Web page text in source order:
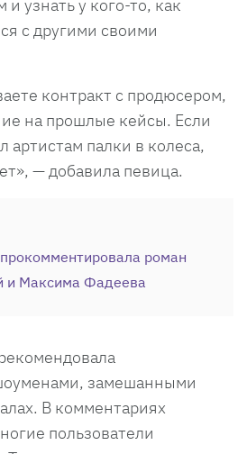
узнать у кого-то, как
с другими своими
контракт с продюсером,
на прошлые кейсы. Если
артистам палки в колеса,
— добавила певица.
роман
и Максима Фадеева
замешанными
В комментариях
пользователи